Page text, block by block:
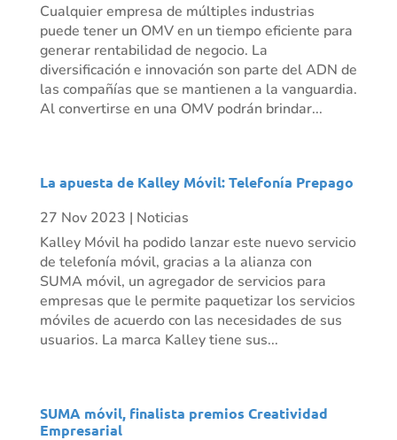
Cualquier empresa de múltiples industrias
puede tener un OMV en un tiempo eficiente para
generar rentabilidad de negocio. La
diversificación e innovación son parte del ADN de
las compañías que se mantienen a la vanguardia.
Al convertirse en una OMV podrán brindar...
La apuesta de Kalley Móvil: Telefonía Prepago
27 Nov 2023 | Noticias
Kalley Móvil ha podido lanzar este nuevo servicio
de telefonía móvil, gracias a la alianza con
SUMA móvil, un agregador de servicios para
empresas que le permite paquetizar los servicios
móviles de acuerdo con las necesidades de sus
usuarios. La marca Kalley tiene sus...
SUMA móvil, finalista premios Creatividad
Empresarial